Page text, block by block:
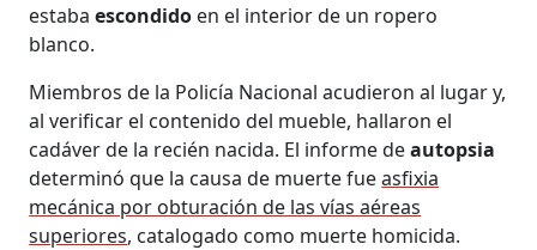
estabaescondido en el interior de un ropero
blanco.
Miembros de la Policía Nacional acudieron al lugar y,
al verificar el contenido del mueble, hallaron el
cadáver de la recién nacida. El informe deautopsia
determinó que la causa de muerte fueasfixia
mecánica por obturación de las vías aéreas
superiores, catalogado como muerte homicida.